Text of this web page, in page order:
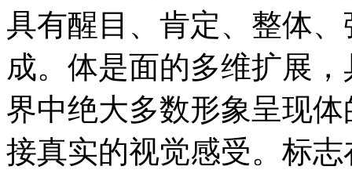
具有醒目、肯定、整体
成。体是面的多维扩展
界中绝大多数形象呈现
接真实的视觉感受。标